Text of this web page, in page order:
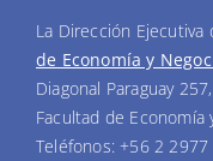
La Dirección Ejecutiva
de Economía y
Diagonal Paraguay
Facultad de Economía
Teléfonos: +56 2